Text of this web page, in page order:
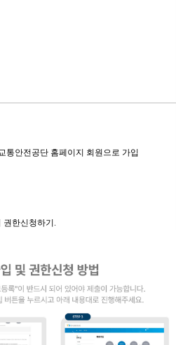
통안전공단 홈페이지 회원으로 가입
권한신청하기.